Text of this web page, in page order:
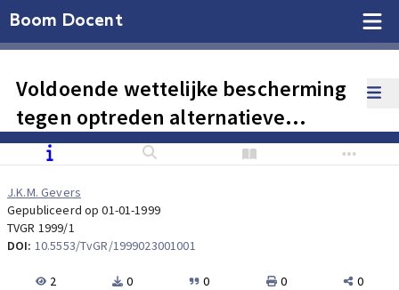
Boom Docent
Voldoende wettelijke bescherming
tegen optreden alternatieve
genezers?
J.K.M. Gevers
Gepubliceerd op 01-01-1999
TVGR 1999/1
DOI: 10.5553/TvGR/1999023001001
2 0 0 0 0